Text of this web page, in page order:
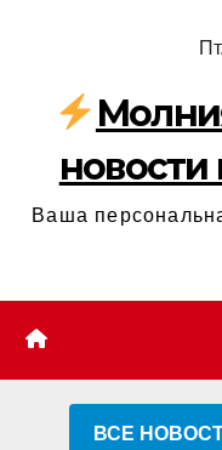
содержимому
новости
Ваша
ВСЕ